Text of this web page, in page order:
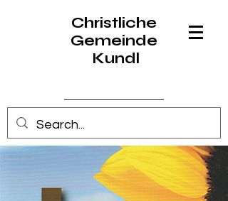
Christliche
Gemeinde
Kundl
Anmelden